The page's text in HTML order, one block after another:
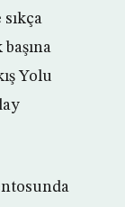
Yolu